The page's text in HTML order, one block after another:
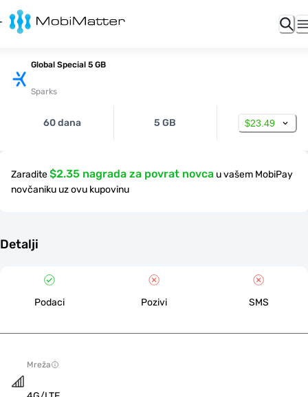
Global Special 5 GB
Sparks
60 dana 5 GB $23.49
Zaradite$2.35 nagrada za povrat novca u vašem MobiPay
novčaniku uz ovu kupovinu
Detalji
Podaci Pozivi SMS
Mreža